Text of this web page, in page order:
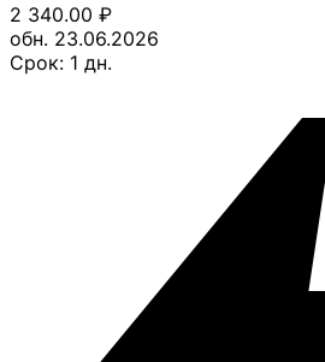
2 340.00 ₽
обн. 23.06.2026
Срок: 1 дн.